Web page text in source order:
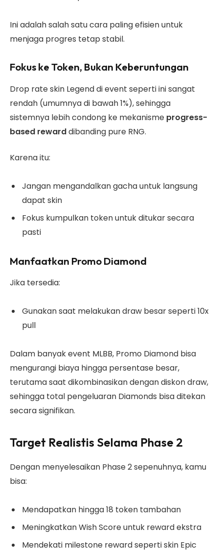
Ini adalah salah satu cara paling efisien untuk
menjaga progres tetap stabil.
Fokus ke Token, Bukan Keberuntungan
Drop rate skin Legend di event seperti ini sangat
rendah (umumnya di bawah 1%), sehingga
sistemnya lebih condong ke mekanisme progress-
based rewarddibanding pure RNG.
Karena itu:
Jangan mengandalkan gacha untuk langsung
dapat skin
Fokus kumpulkan token untuk ditukar secara
pasti
Manfaatkan Promo Diamond
Jika tersedia:
Gunakan saat melakukan draw besar seperti 10x
pull
Dalam banyak event MLBB, Promo Diamond bisa
mengurangi biaya hingga persentase besar,
terutama saat dikombinasikan dengan diskon draw,
sehingga total pengeluaran Diamonds bisa ditekan
secara signifikan.
Target Realistis Selama Phase 2
Dengan menyelesaikan Phase 2 sepenuhnya, kamu
bisa:
Mendapatkan hingga 18 token tambahan
Meningkatkan Wish Score untuk reward ekstra
Mendekati milestone reward seperti skin Epic